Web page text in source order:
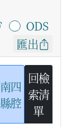
ODS
匯出
南四
縣腔
回檢
索清
單